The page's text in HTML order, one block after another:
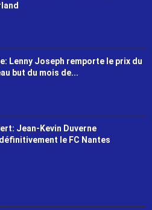
Lenny Joseph remporte le prix du
but du mois de...
Jean-Kevin Duverne
le FC Nantes